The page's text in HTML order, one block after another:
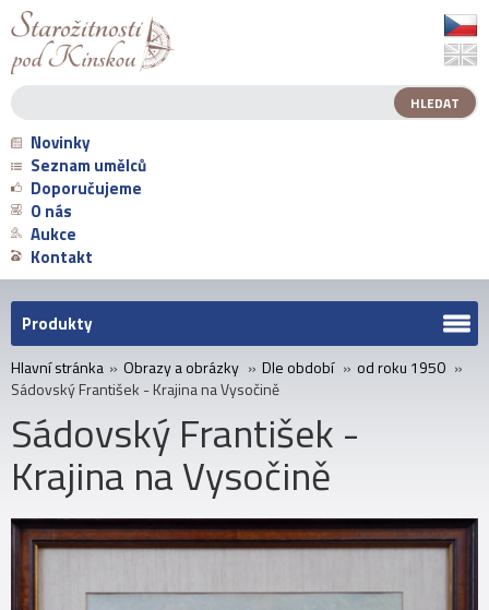
Novinky
Seznam umělců
Doporučujeme
O nás
Aukce
Kontakt
Produkty
Hlavní stránka » Obrazy a obrázky » Dle období » od roku 1950 »
Sádovský František - Krajina na Vysočině
Sádovský František -
Krajina na Vysočině